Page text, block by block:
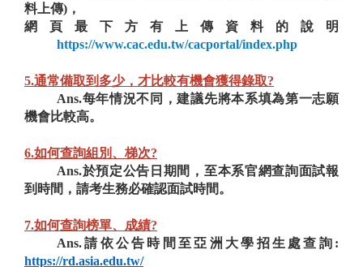
料上傳)，
網頁最下方有上傳資料的說明
https://www.cac.edu.tw/cacportal/index.php
5.通常備取到多少，才比較有機會獲得錄取?
Ans.每年情況不同，建議先將本系填為第一志願
機會比較高。
6.如何查詢組別、梯次?
Ans.於預定公告日期間，至本系官網查詢面試報
到時間，請考生務必確認面試時間。
7.如何查詢榜單、成績?
Ans.請依公告時間至亞洲大學招生處查詢:
https://rd.asia.edu.tw/